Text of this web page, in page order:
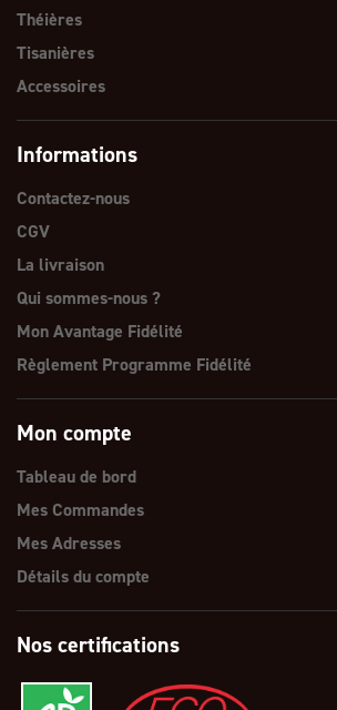
Théières
Tisanières
Accessoires
Informations
Contactez-nous
CGV
La livraison
Qui sommes-nous ?
Mon Avantage Fidélité
Règlement Programme Fidélité
Mon compte
Tableau de bord
Mes Commandes
Mes Adresses
Détails du compte
Nos certifications